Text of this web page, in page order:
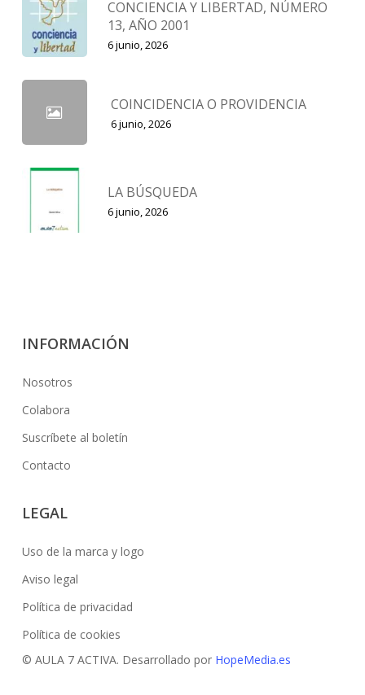
CONCIENCIA Y LIBERTAD, NÚMERO
13, AÑO 2001
6 junio, 2026
COINCIDENCIA O PROVIDENCIA
6 junio, 2026
LA BÚSQUEDA
6 junio, 2026
INFORMACIÓN
Nosotros
Colabora
Suscríbete al boletín
Contacto
LEGAL
Uso de la marca y logo
Aviso legal
Política de privacidad
Política de cookies
© AULA 7 ACTIVA. Desarrollado por HopeMedia.es